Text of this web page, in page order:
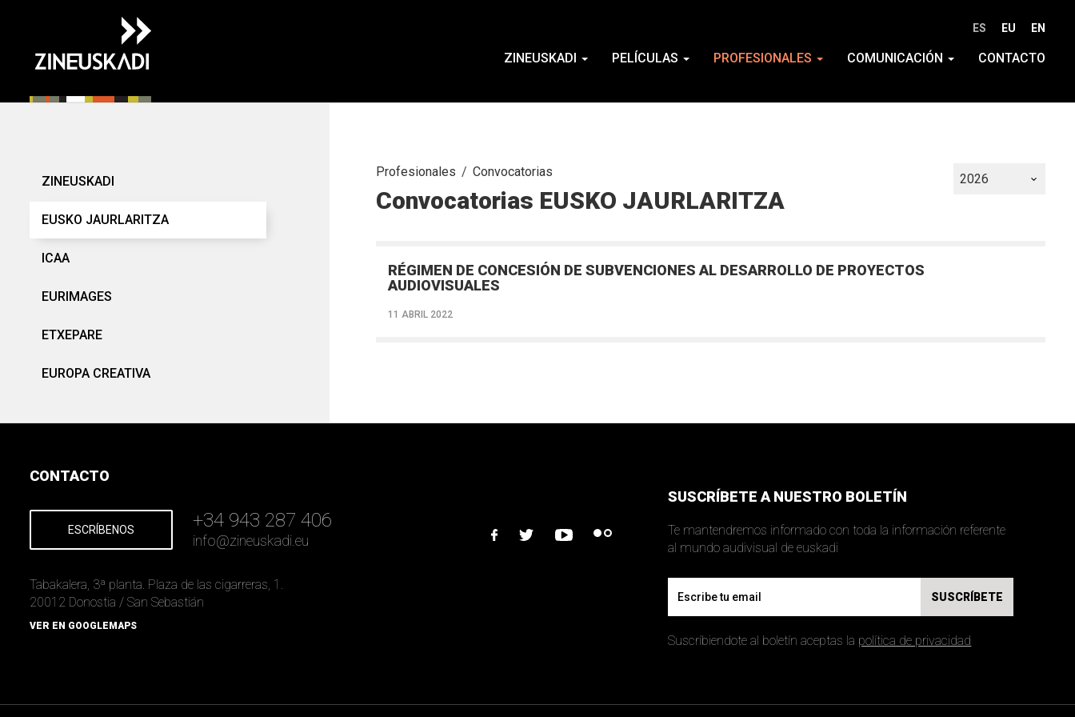
contenido
ES EU EN
ZINEUSKADI PELÍCULAS PROFESIONALES COMUNICACIÓN CONTACTO
ZINEUSKADI
EUSKO JAURLARITZA
ICAA
EURIMAGES
ETXEPARE
EUROPA CREATIVA
Profesionales Convocatorias
Convocatorias EUSKO JAURLARITZA
RÉGIMEN DE CONCESIÓN DE SUBVENCIONES AL DESARROLLO DE PROYECTOS
AUDIOVISUALES
11 ABRIL 2022
CONTACTO
ESCRÍBENOS +34 943 287 406
info@zineuskadi.eu
Tabakalera, 3ª planta. Plaza de las cigarreras, 1.
20012 Donostia / San Sebastián
VER EN GOOGLEMAPS
facebook
twitter youtubeflickr
SUSCRÍBETE A NUESTRO BOLETÍN
Te mantendremos informado con toda la información referente
al mundo audivisual de euskadi
SUSCRÍBETE
Suscríbiendote al boletín aceptas la política de privacidad